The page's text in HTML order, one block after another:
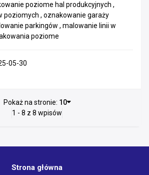
poziome hal produkcyjnych ,
poziomych , oznakowanie garaży
parkingów , malowanie linii w
poziome
05-30
Pokaż na stronie: 10
1 - 8 z 8 wpisów
Strona główna